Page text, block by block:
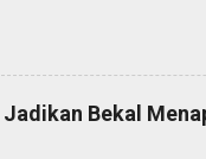
Lampung
atas dedikasi,
Bupati Egi
jajaran Forkopimda,
Bekal